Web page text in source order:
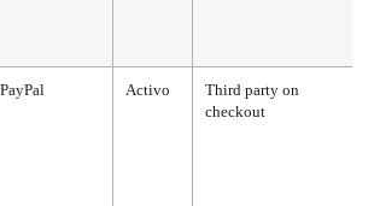
PayPal Activo
Third party on
checkout